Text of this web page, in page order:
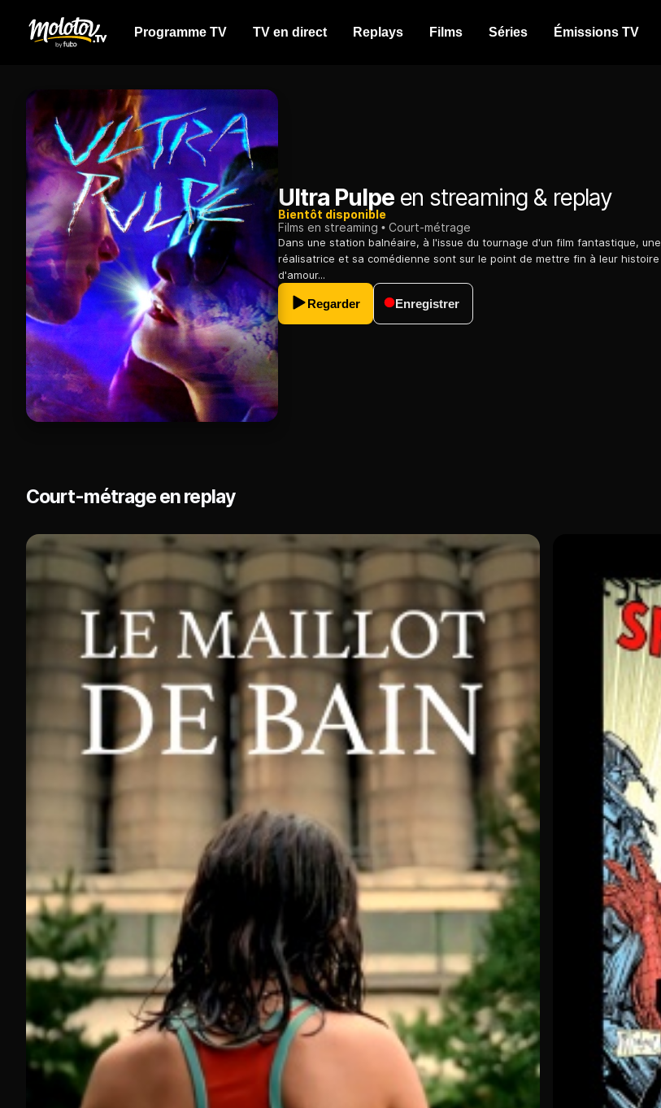
Programme TV TV en direct Replays Films Séries Émissions TV
Ultra Pulpeen streaming & replay
Bientôt disponible
Films en streaming
Court-métrage
Dans une station balnéaire, à l'issue du tournage d'un film fantastique, une
réalisatrice et sa comédienne sont sur le point de mettre fin à leur histoire
d'amour...
Regarder Enregistrer
Court-métrage en replay